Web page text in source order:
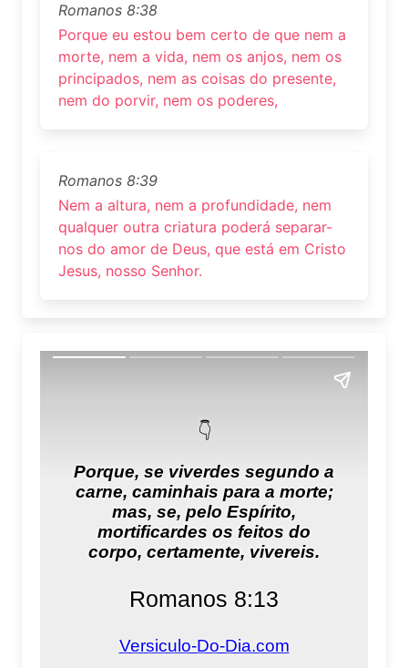
Romanos 8:38
Porque eu estou bem certo de que nem a
morte, nem a vida, nem os anjos, nem os
principados, nem as coisas do presente,
nem do porvir, nem os poderes,
Romanos 8:39
Nem a altura, nem a profundidade, nem
qualquer outra criatura poderá separar-
nos do amor de Deus, que está em Cristo
Jesus, nosso Senhor.